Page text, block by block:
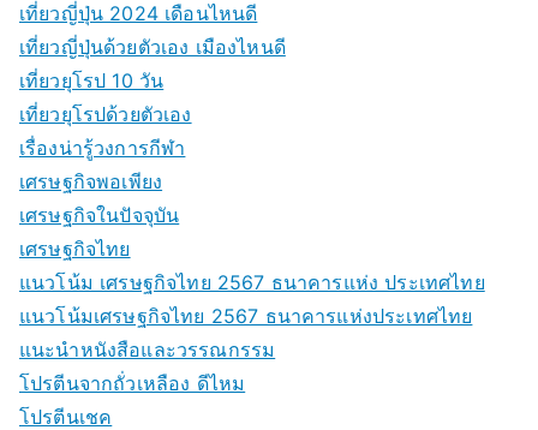
เที่ยวญี่ปุ่น 2024 เดือนไหนดี
เที่ยวญี่ปุ่นด้วยตัวเอง เมืองไหนดี
เที่ยวยุโรป 10 วัน
เที่ยวยุโรปด้วยตัวเอง
เรื่องน่ารู้วงการกีฬา
เศรษฐกิจพอเพียง
เศรษฐกิจในปัจจุบัน
เศรษฐกิจไทย
แนวโน้ม เศรษฐกิจไทย 2567 ธนาคารแห่ง ประเทศไทย
แนวโน้มเศรษฐกิจไทย 2567 ธนาคารแห่งประเทศไทย
แนะนำหนังสือและวรรณกรรม
โปรตีนจากถั่วเหลือง ดีไหม
โปรตีนเชค